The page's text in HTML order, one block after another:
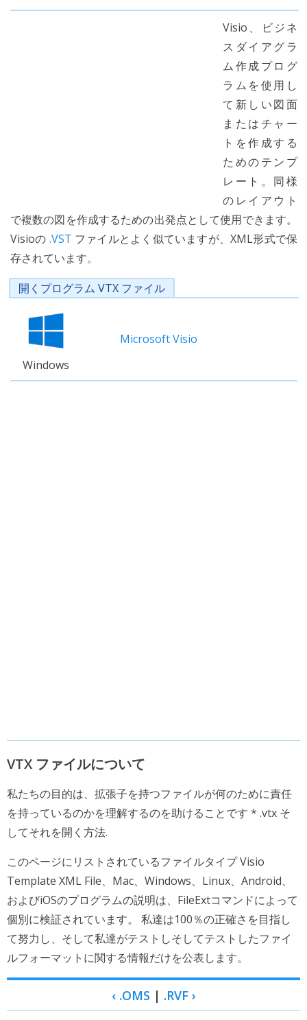
Visio、ビジネ
スダイアグラ
ム作成プログ
ラムを使用し
て新しい図面
またはチャー
トを作成する
ためのテンプ
レート。同様
のレイアウト
で複数の図を作成するための出発点として使用できます。
Visioの .VST ファイルとよく似ていますが、XML形式で保
存されています。
開くプログラム VTX ファイル
Windows
Microsoft Visio
VTX ファイルについて
私たちの目的は、拡張子を持つファイルが何のために責任
を持っているのかを理解するのを助けることです * .vtx そ
してそれを開く方法.
このページにリストされているファイルタイプ Visio
Template XML File、Mac、Windows、Linux、Android、
およびiOSのプログラムの説明は、FileExtコマンドによって
個別に検証されています。 私達は100％の正確さを目指し
て努力し、そして私達がテストしそしてテストしたファイ
ルフォーマットに関する情報だけを公表します。
‹ .OMS | .RVF ›